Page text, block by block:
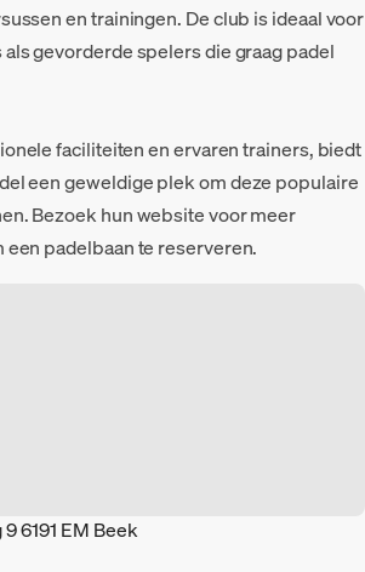
en trainingen. De club is ideaal voor
gevorderde spelers die graag padel
faciliteiten en ervaren trainers, biedt
een geweldige plek om deze populaire
Bezoek hun website voor meer
een padelbaan te reserveren.
6191 EM Beek